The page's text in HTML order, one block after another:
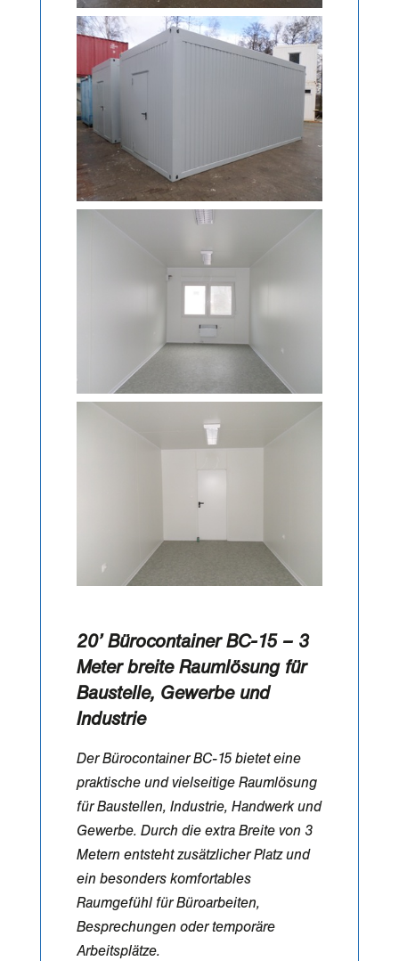
20’ Bürocontainer BC-15 – 3
Meter breite Raumlösung für
Baustelle, Gewerbe und
Industrie
Der Bürocontainer BC-15 bietet eine
praktische und vielseitige Raumlösung
für Baustellen, Industrie, Handwerk und
Gewerbe. Durch die extra Breite von 3
Metern entsteht zusätzlicher Platz und
ein besonders komfortables
Raumgefühl für Büroarbeiten,
Besprechungen oder temporäre
Arbeitsplätze.